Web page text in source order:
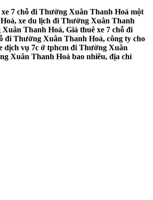
7 chỗ đi Thường Xuân Thanh Hoá một
xe du lịch đi Thường Xuân Thanh
Thanh Hoá, Giá thuê xe 7 chỗ đi
đi Thường Xuân Thanh Hoá, công ty cho
dịch vụ 7c ở tphcm đi Thường Xuân
Xuân Thanh Hoá bao nhiêu, địa chỉ